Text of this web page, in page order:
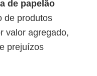
de papelão
de produtos
valor agregado,
prejuízos